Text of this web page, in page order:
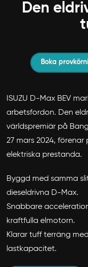
Den
Boka
ISUZU D-Max BEV
arbetsfordon. Den
världspremiär på
27 mars 2024,
elektriska prestanda.
Byggd med samma
dieseldrivna D-Max.
Snabbare
kraftfulla elmotorn.
Klarar tuff terräng
lastkapacitet.